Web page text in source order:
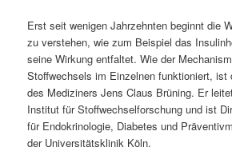
n
g
e
n
r
i
n
g
Erst seit wenigen Jahrzehnten beginnt die
zu verstehen, wie zum Beispiel das
seine Wirkung entfaltet. Wie der
Stoffwechsels im Einzelnen funktioniert, ist
des Mediziners Jens Claus Brüning. Er
Institut für Stoffwechselforschung und ist
für Endokrinologie, Diabetes und
der Universitätsklinik Köln.